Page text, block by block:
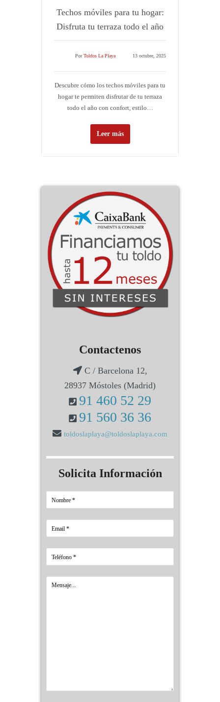
Techos móviles para tu hogar:
Disfruta tu terraza todo el año
PorToldos La Playa 13 octubre, 2025
Descubre cómo los techos móviles para tu
hogar te permiten disfrutar de tu terraza
todo el año con confort, estilo…
Leer más
Contactenos
C / Barcelona 12,
28937 Móstoles (Madrid)
91 460 52 29
91 560 36 36
toldoslaplaya@toldoslaplaya.com
Solicita Información